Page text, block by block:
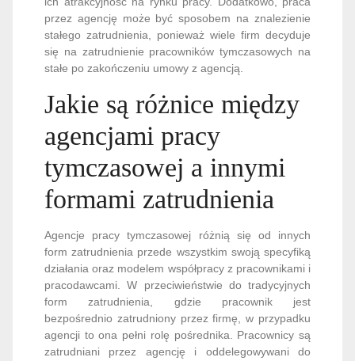
przez agencję może być sposobem na znalezienie
stałego zatrudnienia, ponieważ wiele firm decyduje
się na zatrudnienie pracowników tymczasowych na
stałe po zakończeniu umowy z agencją.
Jakie są różnice między
agencjami pracy
tymczasowej a innymi
formami zatrudnienia
Agencje pracy tymczasowej różnią się od innych
form zatrudnienia przede wszystkim swoją specyfiką
działania oraz modelem współpracy z pracownikami i
pracodawcami. W przeciwieństwie do tradycyjnych
form zatrudnienia, gdzie pracownik jest
bezpośrednio zatrudniony przez firmę, w przypadku
agencji to ona pełni rolę pośrednika. Pracownicy są
zatrudniani przez agencję i oddelegowywani do